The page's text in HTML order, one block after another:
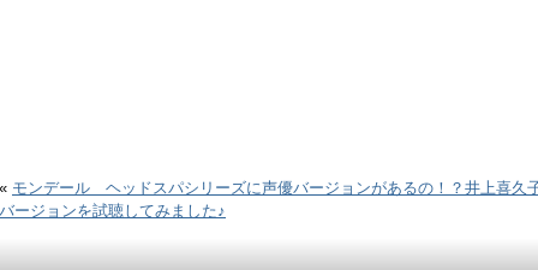
« モンデール ヘッドスパシリーズに声優バージョンがあるの！？井上喜久
バージョンを試聴してみました♪